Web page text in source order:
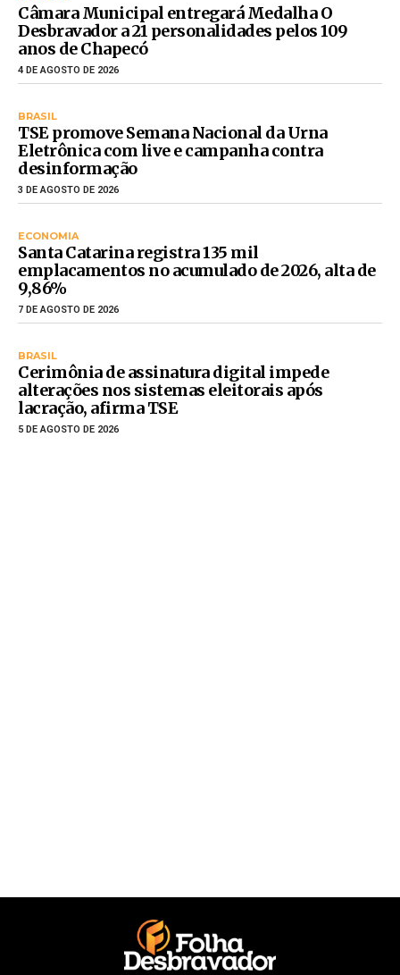
Câmara Municipal entregará Medalha O
Desbravador a 21 personalidades pelos 109
anos de Chapecó
4 DE AGOSTO DE 2026
BRASIL
TSE promove Semana Nacional da Urna
Eletrônica com live e campanha contra
desinformação
3 DE AGOSTO DE 2026
ECONOMIA
Santa Catarina registra 135 mil
emplacamentos no acumulado de 2026, alta de
9,86%
7 DE AGOSTO DE 2026
BRASIL
Cerimônia de assinatura digital impede
alterações nos sistemas eleitorais após
lacração, afirma TSE
5 DE AGOSTO DE 2026